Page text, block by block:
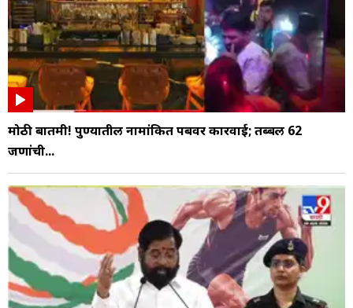
मोठी बातमी! पुण्यातील नामांकित पबवर कारवाई; तब्बल 62
जणांची...